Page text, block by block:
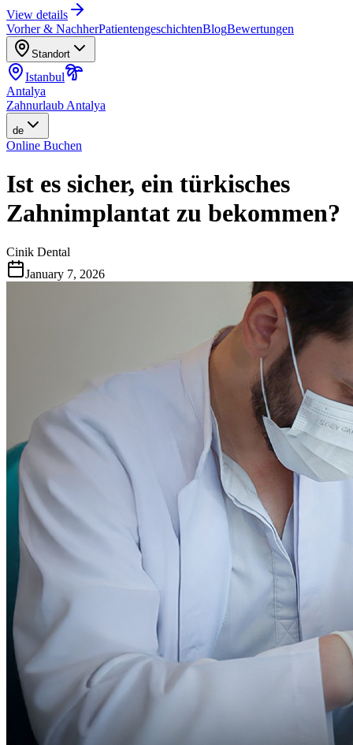
View details
Vorher & NachherPatientengeschichtenBlogBewertungen
Standort
Istanbul
Antalya
Zahnurlaub Antalya
de
Online Buchen
Ist es sicher, ein türkisches
Zahnimplantat zu bekommen?
Cinik Dental
January 7, 2026